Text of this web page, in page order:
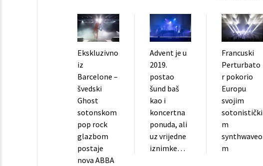
Ekskluzivno
iz
Barcelone –
švedski
Ghost
sotonskom
pop rock
glazbom
postaje
nova ABBA
Advent je u
2019.
postao
šund baš
kao i
koncertna
ponuda, ali
uz vrijedne
iznimke…
Francuski
Perturbato
r pokorio
Europu
svojim
sotonistički
m
synthwaveo
m